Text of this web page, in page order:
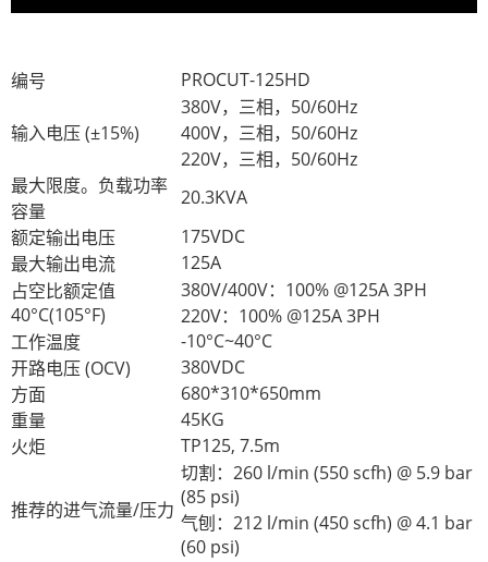
编号 PROCUT-125HD
输入电压 (±15%)
380V，三相，50/60Hz
400V，三相，50/60Hz
220V，三相，50/60Hz
最大限度。负载功率
容量
20.3KVA
额定输出电压
175VDC
最大输出电流
125A
占空比额定值
40°C(105°F)
380V/400V：100% @125A 3PH
220V：100% @125A 3PH
工作温度
-10°C~40°C
开路电压 (OCV)
380VDC
方面
680*310*650mm
重量
45KG
火炬
TP125, 7.5m
推荐的进气流量/压力
切割：260 l/min (550 scfh) @ 5.9 bar
(85 psi)
气刨：212 l/min (450 scfh) @ 4.1 bar
(60 psi)